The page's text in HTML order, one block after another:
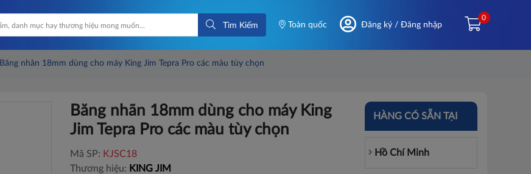
Tìm Kiếm Toàn quốc Đăng ký / Đăng nhập
0
Băng nhãn 18mm dùng cho máy King Jim Tepra Pro các màu tùy chọn
Băng nhãn 18mm dùng cho máy King
Jim Tepra Pro các màu tùy chọn
Mã SP: KJSC18
Thương hiệu: KING JIM
HÀNG CÓ SẴN TẠI
Hồ Chí Minh